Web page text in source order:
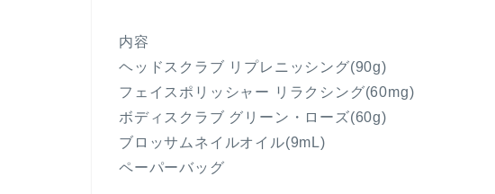
内容
ヘッドスクラブ リプレニッシング(90g)
フェイスポリッシャー リラクシング(60mg)
ボディスクラブ グリーン・ローズ(60g)
ブロッサムネイルオイル(9mL)
ペーパーバッグ